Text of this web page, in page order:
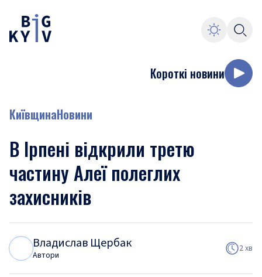
Короткі новини
КиївщинаНовини
В Ірпені відкрили третю
частину Алеї полеглих
захисників
Владислав Щербак
Автори
2 хв